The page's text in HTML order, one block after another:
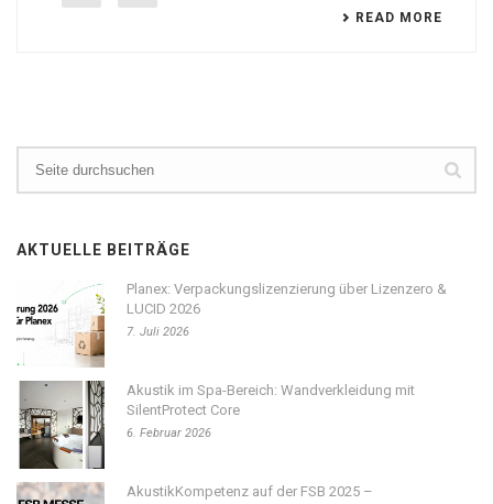
READ MORE
AKTUELLE BEITRÄGE
Planex: Verpackungslizenzierung über Lizenzero &
LUCID 2026
7. Juli 2026
Akustik im Spa-Bereich: Wandverkleidung mit
SilentProtect Core
6. Februar 2026
AkustikKompetenz auf der FSB 2025 –